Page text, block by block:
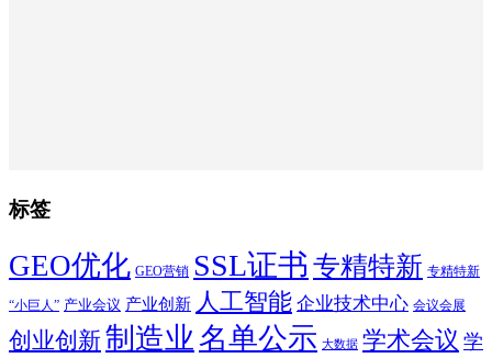
标签
GEO优化 GEO营销 SSL证书 专精特新 专精特新
“小巨人” 产业会议 产业创新 人工智能 企业技术中心 会议会展
创业创新制造业 名单公示 大数据 学术会议 学